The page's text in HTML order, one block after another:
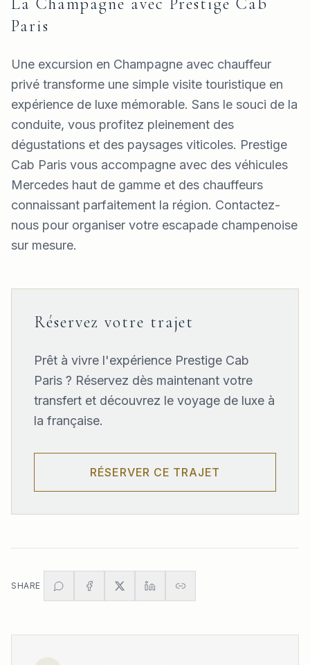
Paris
Une excursion en Champagne avec chauffeur
privé transforme une simple visite touristique en
expérience de luxe mémorable. Sans le souci de la
conduite, vous profitez pleinement des
dégustations et des paysages viticoles. Prestige
Cab Paris vous accompagne avec des véhicules
Mercedes haut de gamme et des chauffeurs
connaissant parfaitement la région. Contactez-
nous pour organiser votre escapade champenoise
sur mesure.
Réservez votre trajet
Prêt à vivre l'expérience Prestige Cab
Paris ? Réservez dès maintenant votre
transfert et découvrez le voyage de luxe à
la française.
RÉSERVER CE TRAJET
SHARE